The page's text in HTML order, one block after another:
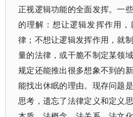
正视逻辑功能的全面发挥。一
的理解：想让逻辑发挥作用
律；不想让逻辑发挥作用，就
量的法律，或干脆不制定某领
规定还能推出很多想象不到的
能找出休眠的理由。现存问题
思考，遗忘了法律定义和定义